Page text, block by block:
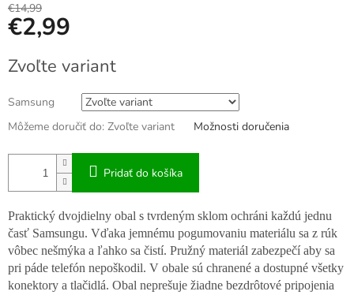
€14,99
€2,99
cena:
Zvoľte variant
Samsung
Môžeme doručiť do: Zvoľte variant Možnosti doručenia
Pridať do košíka
Praktický dvojdielny obal s tvrdeným sklom ochráni každú jednu
časť Samsungu. Vďaka jemnému pogumovaniu materiálu sa z rúk
vôbec nešmýka a ľahko sa čistí. Pružný materiál zabezpečí aby sa
pri páde telefón nepoškodil. V obale sú chranené a dostupné všetky
konektory a tlačidlá. Obal neprešuje žiadne bezdrôtové pripojenia